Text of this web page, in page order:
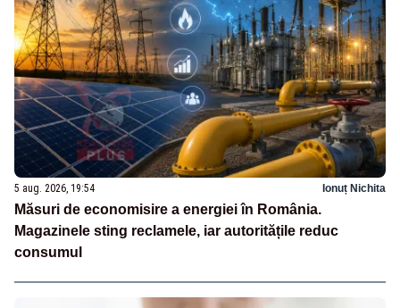
5 aug. 2026, 19:54 Ionuț Nichita
Măsuri de economisire a energiei în România.
Magazinele sting reclamele, iar autoritățile reduc
consumul